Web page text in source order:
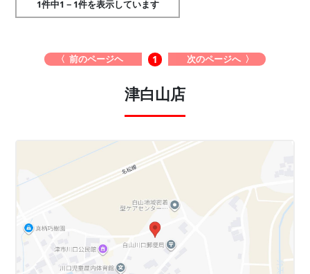
1件中1－1件を表示しています
〈 前のページヘ 1 次のページへ 〉
津白山店